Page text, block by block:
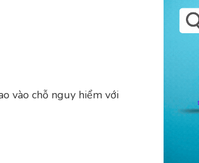
vào chỗ nguy hiểm với